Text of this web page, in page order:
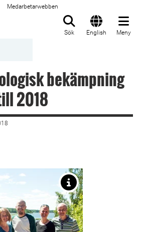
Medarbetarwebben
Sök English Meny
bekämpning
2018